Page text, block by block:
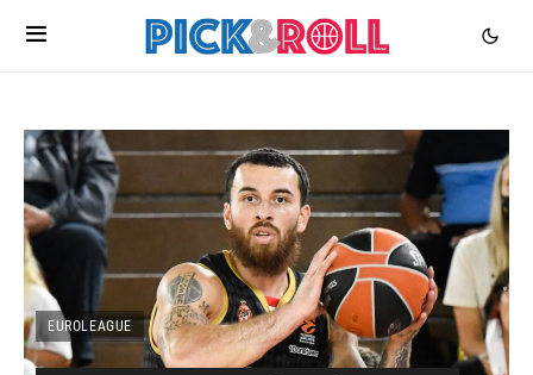
EUROLEAGUE